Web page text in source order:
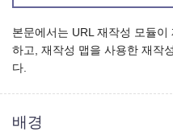
본문에서는 URL 재작성 모듈
하고, 재작성 맵을 사용한 재작
다.
배경